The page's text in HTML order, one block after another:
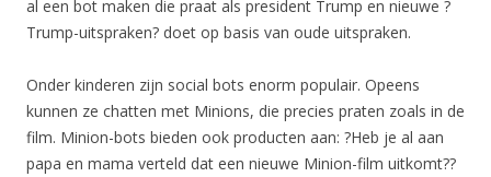
al een bot maken die praat als president Trump en nieuwe ?
Trump-uitspraken? doet op basis van oude uitspraken.
Onder kinderen zijn social bots enorm populair. Opeens
kunnen ze chatten met Minions, die precies praten zoals in de
film. Minion-bots bieden ook producten aan: ?Heb je al aan
papa en mama verteld dat een nieuwe Minion-film uitkomt??